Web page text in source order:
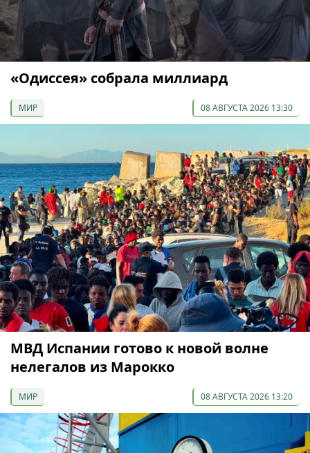
«Одиссея» собрала миллиард
МИР 08 АВГУСТА 2026 13:30
МВД Испании готово к новой волне
нелегалов из Марокко
МИР 08 АВГУСТА 2026 13:20